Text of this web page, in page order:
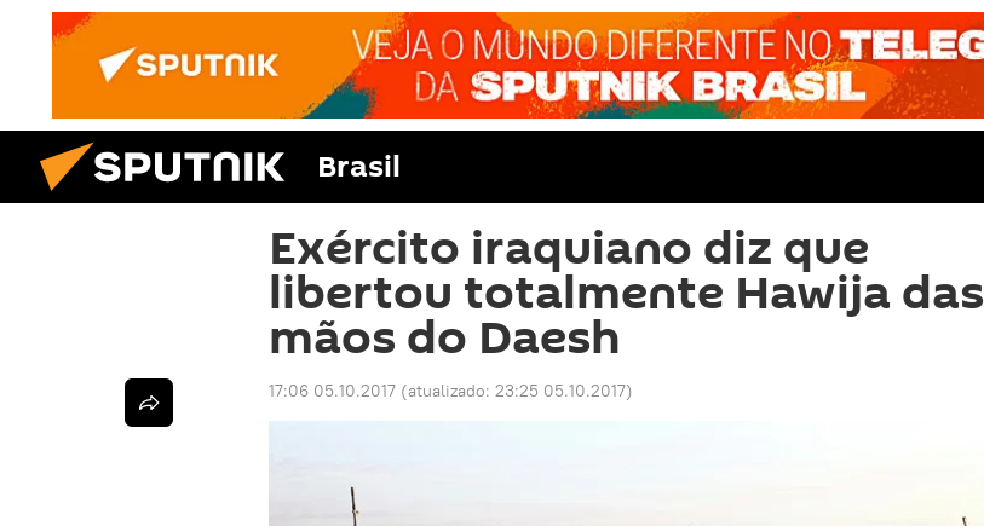
Brasil
Exército iraquiano diz que
libertou totalmente Hawija das
mãos do Daesh
17:06 05.10.2017 (atualizado: 23:25 05.10.2017)